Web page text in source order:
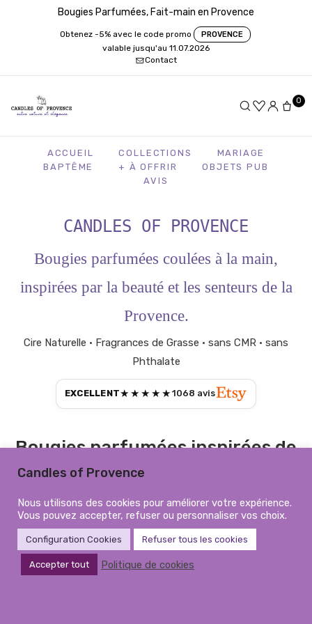
Bougies Parfumées, Fait-main en Provence
Obtenez -5% avec le code promo PROVENCE
valable jusqu'au 11.07.2026
Contact
0
ACCUEIL COLLECTIONS
MARIAGE
BAPTÊME
+ À OFFRIR
OBJETS PUB
AVIS
CANDLES OF PROVENCE
Bougies parfumées coulées à la main,
inspirées par la beauté et les senteurs de la
Provence.
Cire Naturelle • Fragrances de Grasse • sans CMR • sans
Phthalate
EXCELLENT★★★★★1068 avis
Bougies parfumées inspirées de
la Provence
artisanales inspirées de la beauté, des couleurs et des
délicates fragrances du Sud de la France. Nos bougies
coulées à la main sont fabriquées avec des cires naturelles
et des parfums raffinés de Grasse, sans substances CMR ni
Candles of Provence
Nous utilisons des cookies pour améliorer votre expérience.
Vous pouvez accepter, refuser ou personnaliser vos choix.
Configuration Cookies Refuser tous les cookies
Accepter tout Politique de cookies